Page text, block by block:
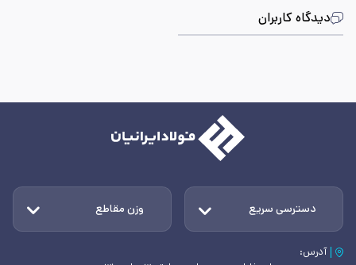
دیدگاه کاربران
دسترسی سریع وزن مقاطع
آدرس: